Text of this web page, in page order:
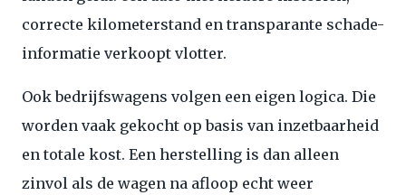
correcte kilometerstand en transparante schade-
informatie verkoopt vlotter.
Ook bedrijfswagens volgen een eigen logica. Die
worden vaak gekocht op basis van inzetbaarheid
en totale kost. Een herstelling is dan alleen
zinvol als de wagen na afloop echt weer